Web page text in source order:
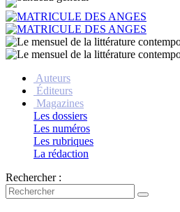
Auteurs
Éditeurs
Magazines
Les dossiers
Les numéros
Les rubriques
La rédaction
Rechercher :